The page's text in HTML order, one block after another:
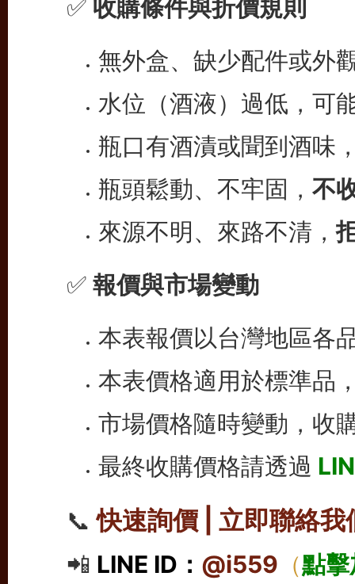
✅ 收購條件與折價規則
無外盒、缺少配件或外
水位（酒液）過低，可
瓶口有酒漬或聞到酒味
瓶頭鬆動、不牢固， 不
來源不明、來路不清，
✅ 報價與市場變動
本表報價以台灣地區各
本表價格適用於標準品
市場價格隨時變動，收
最終收購價格請透過
📞快速詢價 | 立即聯絡我
📲 LINE ID： @i559 （點